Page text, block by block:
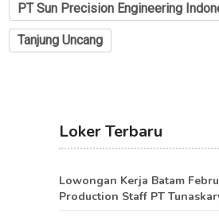
PT Sun Precision Engineering
Tanjung Uncang
Loker Terbaru
Lowongan Kerja Batam
Production Staff PT